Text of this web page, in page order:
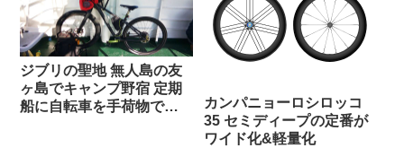
ジブリの聖地 無人島の友
ヶ島でキャンプ野宿 定期
船に自転車を手荷物で持
カンパニョーロシロッコ
35 セミディープの定番が
ワイド化&軽量化